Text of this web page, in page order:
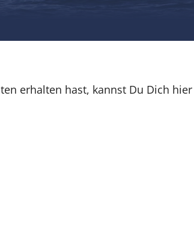
erhalten hast, kannst Du Dich